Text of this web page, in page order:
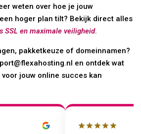
weten over hoe je jouw
hoger plan tilt? Bekijk direct alles
SSL en maximale veiligheid.
pakketkeuze of domeinnamen?
en ontdek wat
jouw online succes kan